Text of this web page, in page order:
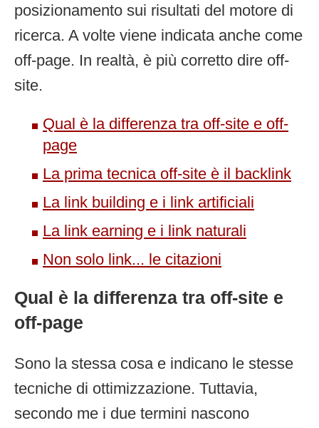
posizionamento sui risultati del motore di
ricerca. A volte viene indicata anche come
off-page. In realtà, è più corretto dire off-
site.
Qual è la differenza tra off-site e off-
page
La prima tecnica off-site è il backlink
La link building e i link artificiali
La link earning e i link naturali
Non solo link... le citazioni
Qual è la differenza tra off-site e
off-page
Sono la stessa cosa e indicano le stesse
tecniche di ottimizzazione. Tuttavia,
secondo me i due termini nascono